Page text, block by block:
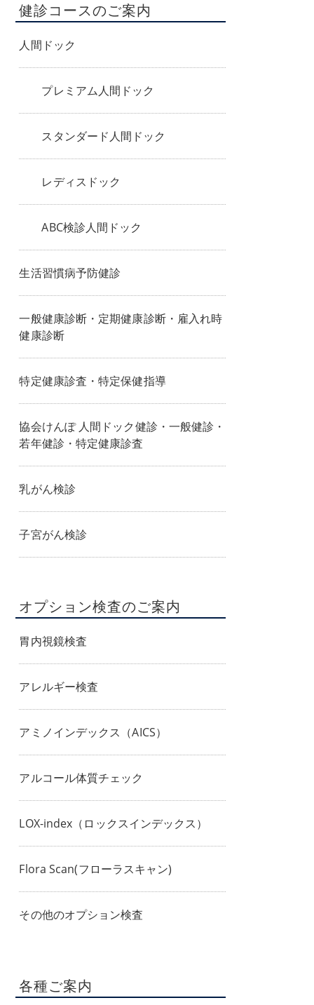
健診コースのご案内
人間ドック
プレミアム人間ドック
スタンダード人間ドック
レディスドック
ABC検診人間ドック
生活習慣病予防健診
一般健康診断・定期健康診断・雇入れ時
健康診断
特定健康診査・特定保健指導
協会けんぽ 人間ドック健診・一般健診・
若年健診・特定健康診査
乳がん検診
子宮がん検診
オプション検査のご案内
胃内視鏡検査
アレルギー検査
アミノインデックス（AICS）
アルコール体質チェック
LOX-index（ロックスインデックス）
Flora Scan(フローラスキャン)
その他のオプション検査
各種ご案内